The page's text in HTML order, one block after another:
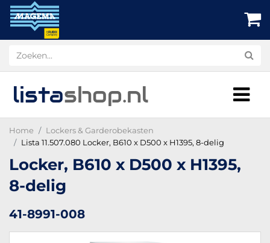
listashop.nl
Home
Lockers & Garderobekasten
Lista 11.507.080 Locker, B610 x D500 x H1395, 8-delig
Locker, B610 x D500 x H1395,
8-delig
41-8991-008